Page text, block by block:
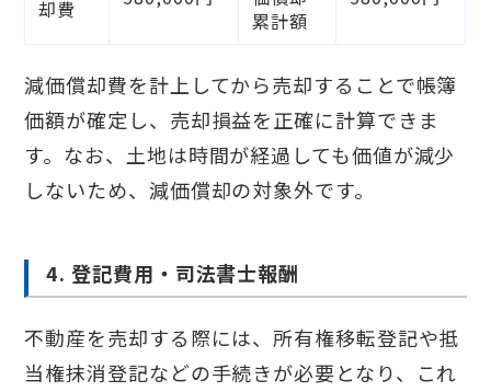
却費
累計額
減価償却費を計上してから売却することで帳簿
価額が確定し、売却損益を正確に計算できま
す。なお、土地は時間が経過しても価値が減少
しないため、減価償却の対象外です。
4. 登記費用・司法書士報酬
不動産を売却する際には、所有権移転登記や抵
当権抹消登記などの手続きが必要となり、これ